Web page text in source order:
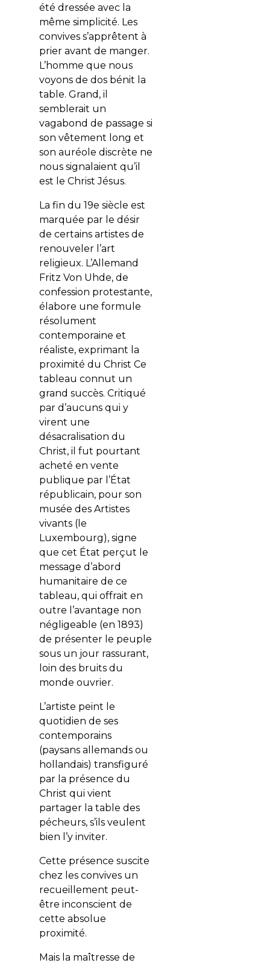
été dressée avec la
même simplicité. Les
convives s’apprêtent à
prier avant de manger.
L’homme que nous
voyons de dos bénit la
table. Grand, il
semblerait un
vagabond de passage si
son vêtement long et
son auréole discrète ne
nous signalaient qu’il
est le Christ Jésus.
La fin du 19e siècle est
marquée par le désir
de certains artistes de
renouveler l’art
religieux. L’Allemand
Fritz Von Uhde, de
confession protestante,
élabore une formule
résolument
contemporaine et
réaliste, exprimant la
proximité du Christ Ce
tableau connut un
grand succès. Critiqué
par d’aucuns qui y
virent une
désacralisation du
Christ, il fut pourtant
acheté en vente
publique par l’État
républicain, pour son
musée des Artistes
vivants (le
Luxembourg), signe
que cet État perçut le
message d’abord
humanitaire de ce
tableau, qui offrait en
outre l’avantage non
négligeable (en 1893)
de présenter le peuple
sous un jour rassurant,
loin des bruits du
monde ouvrier.
L’artiste peint le
quotidien de ses
contemporains
(paysans allemands ou
hollandais) transfiguré
par la présence du
Christ qui vient
partager la table des
pécheurs, s’ils veulent
bien l’y inviter.
Cette présence suscite
chez les convives un
recueillement peut-
être inconscient de
cette absolue
proximité.
Mais la maîtresse de